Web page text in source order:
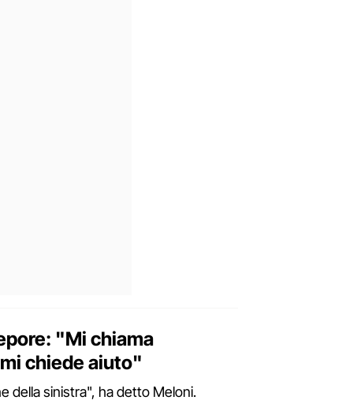
"Mi chiama
chiede aiuto"
della sinistra", ha detto Meloni.